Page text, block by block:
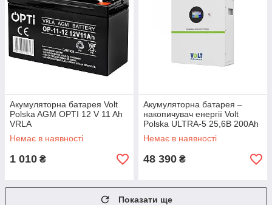
Акумуляторна батарея Volt
Polska AGM OPTI 12 V 11 Ah
VRLA
Немає в наявності
1 010 ₴
Акумуляторна батарея –
накопичувач енергії Volt
Polska ULTRA-5 25,6В 200Ah
100A 5.12KWh
Немає в наявності
48 390 ₴
Показати ще